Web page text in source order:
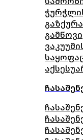
გაზქურა
გამწოვი